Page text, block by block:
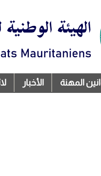
المهنة الأخبار